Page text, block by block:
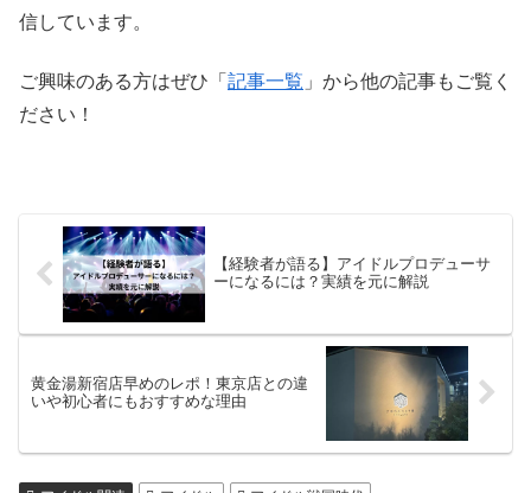
信しています。
ご興味のある方はぜひ「 記事一覧 」から他の記事もご覧く
ださい！
【経験者が語る】アイドルプロデューサ
ーになるには？実績を元に解説
黄金湯新宿店早めのレポ！東京店との違
いや初心者にもおすすめな理由